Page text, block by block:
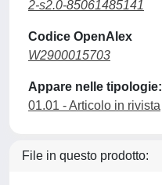
2-s2.0-85061485141
Codice OpenAlex
W2900015703
Appare nelle tipologie:
01.01 - Articolo in rivista
File in questo prodotto: